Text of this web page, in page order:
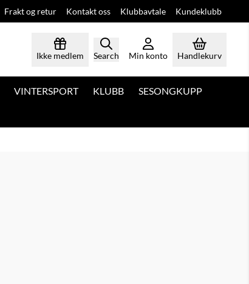
Frakt og retur Kontakt oss Klubbavtale Kundeklubb
Ikke medlem Search Min konto Handlekurv
VINTERSPORT KLUBB
SESONGKUPP